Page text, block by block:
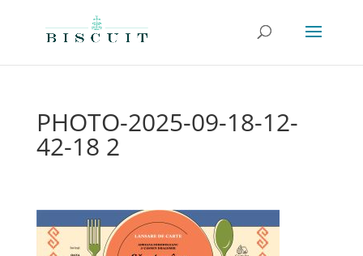
PHOTO-2025-09-18-12-
42-18 2